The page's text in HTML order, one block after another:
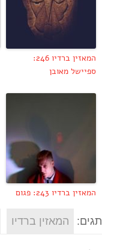
המאזין ברדיו 246:
ספיישל מאובן
המאזין ברדיו 243: פגום
תגים: המאזין ברדיו